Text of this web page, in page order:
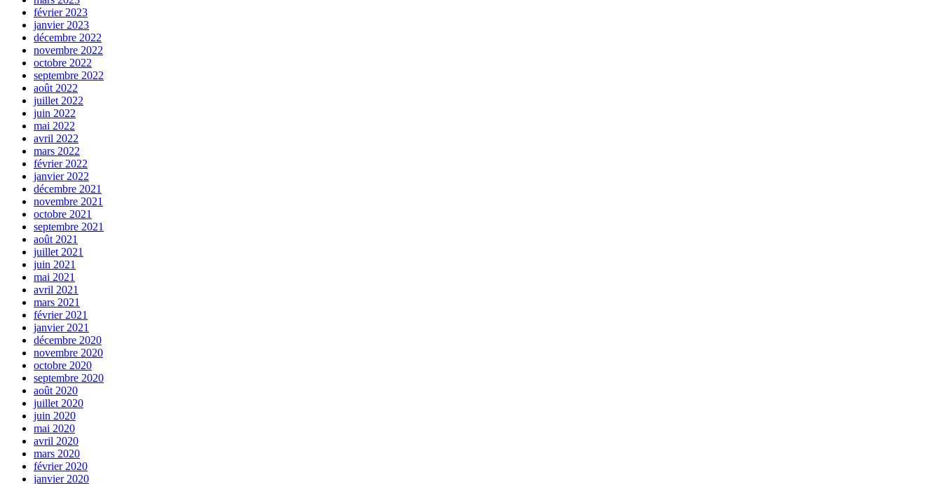
février 2023
janvier 2023
décembre 2022
novembre 2022
octobre 2022
septembre 2022
août 2022
juillet 2022
juin 2022
mai 2022
avril 2022
mars 2022
février 2022
janvier 2022
décembre 2021
novembre 2021
octobre 2021
septembre 2021
août 2021
juillet 2021
juin 2021
mai 2021
avril 2021
mars 2021
février 2021
janvier 2021
décembre 2020
novembre 2020
octobre 2020
septembre 2020
août 2020
juillet 2020
juin 2020
mai 2020
avril 2020
mars 2020
février 2020
janvier 2020